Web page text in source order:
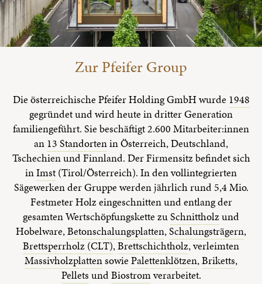
Zur Pfeifer Group
Die österreichische Pfeifer Holding GmbH wurde 1948
gegründet und wird heute in dritter Generation
familiengeführt. Sie beschäftigt 2.600 Mitarbeiter:innen
an 13 Standortenin Österreich, Deutschland,
Tschechien und Finnland. Der Firmensitz befindet sich
inImst(Tirol/Österreich). In den vollintegrierten
Sägewerken der Gruppe werden jährlich rund 5,4 Mio.
Festmeter Holz eingeschnitten und entlang der
gesamten Wertschöpfungskette zuSchnittholzund
Hobelware,Betonschalungsplatten,Schalungsträgern,
Brettsperrholz (CLT),Brettschichtholz, verleimten
MassivholzplattensowiePalettenklötzen,Briketts,
PelletsundBiostromverarbeitet.